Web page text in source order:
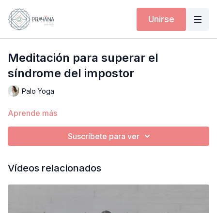
Unirse
Meditación para superar el
síndrome del impostor
Palo Yoga
Aprende más
Suscríbete para ver
Vídeos relacionados